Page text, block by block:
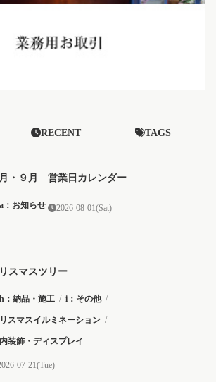
RECENT TAGS
・９月 営業日カレンダー
a：お知らせ 2026-08-01(Sat)
スマスツリー
h：納品・施工 / i：その他 /
スマスイルミネーション /
装飾・ディスプレイ
07-21(Tue)